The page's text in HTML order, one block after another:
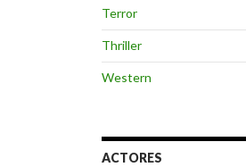
Terror
Thriller
Western
ACTORES